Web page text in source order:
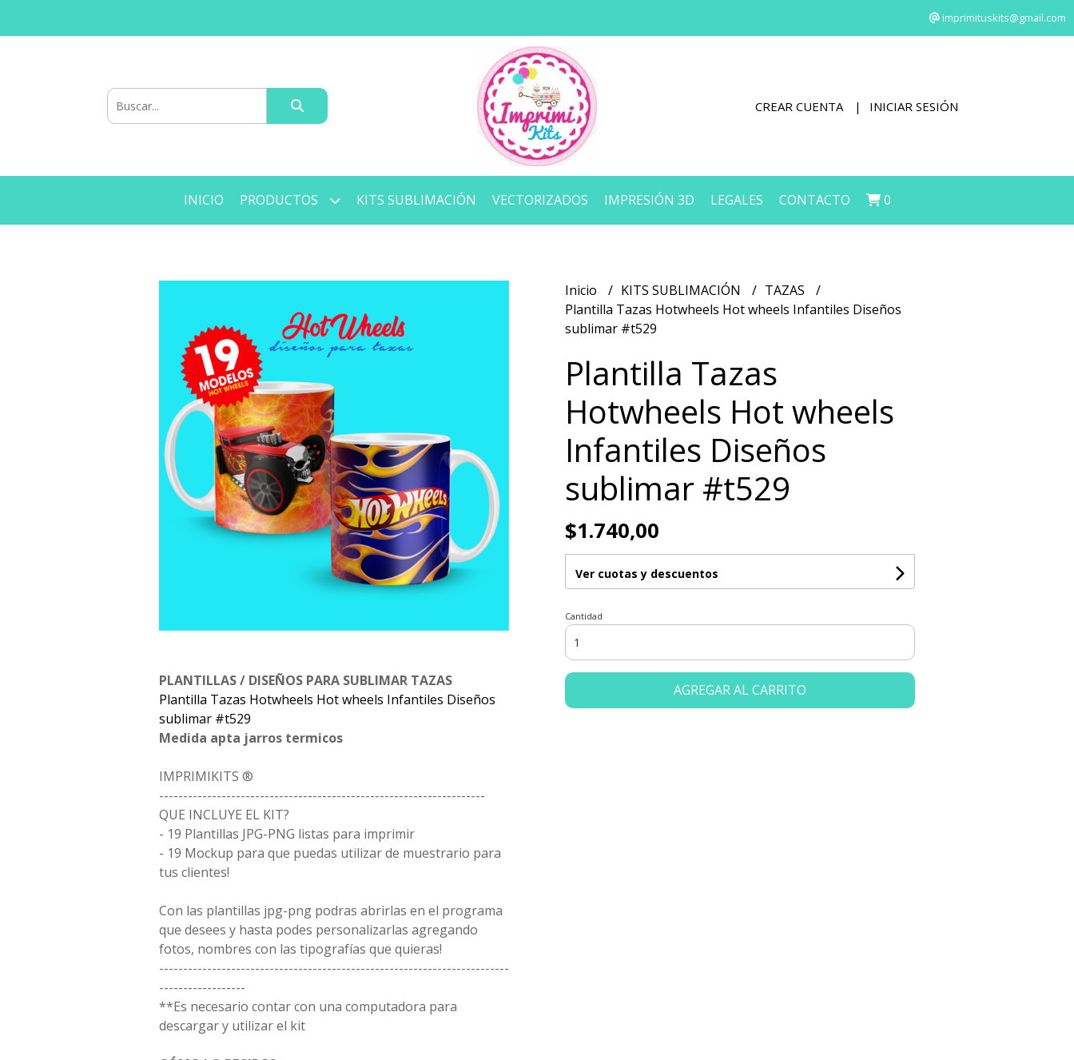
imprimituskits@gmail.com
CREAR CUENTA INICIAR SESIÓN
INICIO PRODUCTOS KITS SUBLIMACIÓN VECTORIZADOS IMPRESIÓN 3D LEGALES CONTACTO 0
PLANTILLAS / DISEÑOS PARA SUBLIMAR TAZAS
Plantilla Tazas Hotwheels Hot wheels Infantiles Diseños
sublimar #t529
Medida apta jarros termicos
IMPRIMIKITS ®
--------------------------------------------------------------------
QUE INCLUYE EL KIT?
- 19 Plantillas JPG-PNG listas para imprimir
- 19 Mockup para que puedas utilizar de muestrario para
tus clientes!
Con las plantillas jpg-png podras abrirlas en el programa
que desees y hasta podes personalizarlas agregando
fotos, nombres con las tipografías que quieras!
-------------------------------------------------------------------------
------------------
**Es necesario contar con una computadora para
descargar y utilizar el kit
Inicio KITS SUBLIMACIÓN
TAZAS
Plantilla Tazas Hotwheels Hot wheels Infantiles Diseños
sublimar #t529
Plantilla Tazas
Hotwheels Hot wheels
Infantiles Diseños
sublimar #t529
$1.740,00
Ver cuotas y descuentos
Cantidad
AGREGAR AL CARRITO